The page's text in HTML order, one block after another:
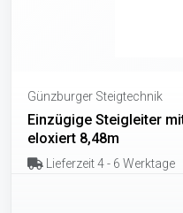
Günzburger Steigtechnik
Einzügige Steigleiter
eloxiert 8,48m
Lieferzeit 4 - 6 Werktage